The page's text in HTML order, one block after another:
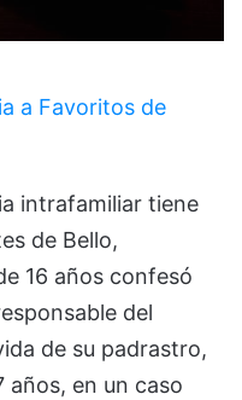
a Favoritos de
intrafamiliar tiene
de Bello,
16 años confesó
del
de su padrastro,
años, en un caso